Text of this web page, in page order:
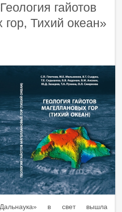
гайотов
Тихий океан»
в свет вышла